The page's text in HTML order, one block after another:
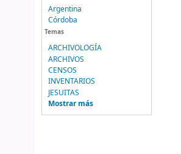
Argentina
Córdoba
Temas
ARCHIVOLOGÍA
ARCHIVOS
CENSOS
INVENTARIOS
JESUITAS
Mostrar más